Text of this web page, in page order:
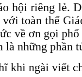
hội riêng lẻ.
toàn thể
về ơn gọi
những phần
khi ngài viết